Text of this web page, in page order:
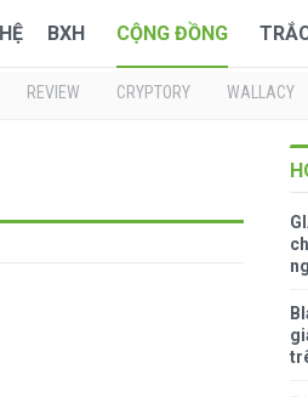
BXH CỘNG ĐỒNG
REVIEW CRYPTORY WALLACY